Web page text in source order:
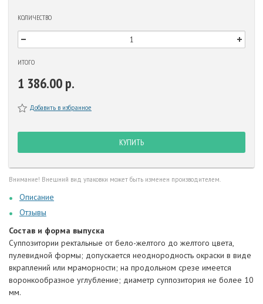
КОЛИЧЕСТВО
ИТОГО
1 386.00 р.
Добавить в избранное
КУПИТЬ
Внимание! Внешний вид упаковки может быть изменен производителем.
Описание
Отзывы
Состав и форма выпуска
Суппозитории ректальные от бело-желтого до желтого цвета,
пулевидной формы; допускается неоднородность окраски в виде
вкраплений или мраморности; на продольном срезе имеется
воронкообразное углубление; диаметр суппозитория не более 10
мм.